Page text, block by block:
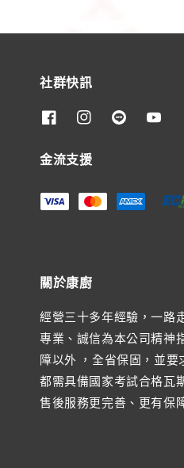
社群快訊
金流支援
關於康廚
經營三十多年經驗，一路
專業、誠信為本公司精神
障以外 ，全省保固，並
都需具備國家考試合格瓦
售後服務更完善、更有保